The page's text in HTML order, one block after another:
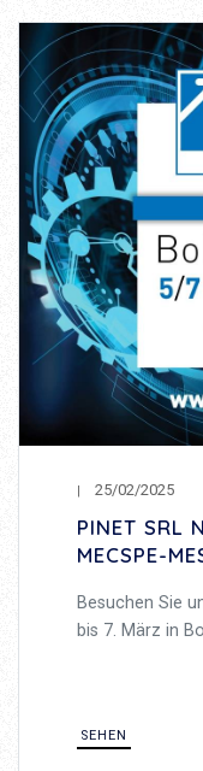
25/02/2025
PINET SRL
MECSPE-
Besuchen Sie
bis 7. März in
SEHEN